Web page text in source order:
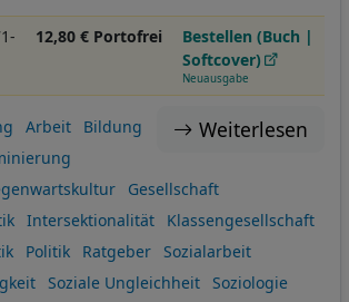
12,80 € Portofrei
Bestellen (Buch |
Softcover)
Neuausgabe
Weiterlesen
Arbeit
Bildung
Gesellschaft
Intersektionalität
Klassengesellschaft
Politik Ratgeber
Sozialarbeit
Soziale Ungleichheit
Soziologie